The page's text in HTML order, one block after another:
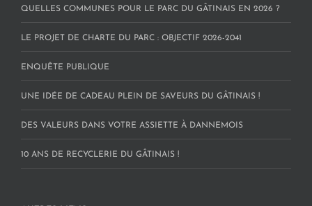
QUELLES COMMUNES POUR LE PARC DU GÂTINAIS EN 2026 ?
LE PROJET DE CHARTE DU PARC : OBJECTIF 2026-2041
ENQUÊTE PUBLIQUE
UNE IDÉE DE CADEAU PLEIN DE SAVEURS DU GÂTINAIS !
DES VALEURS DANS VOTRE ASSIETTE À DANNEMOIS
10 ANS DE RECYCLERIE DU GÂTINAIS !